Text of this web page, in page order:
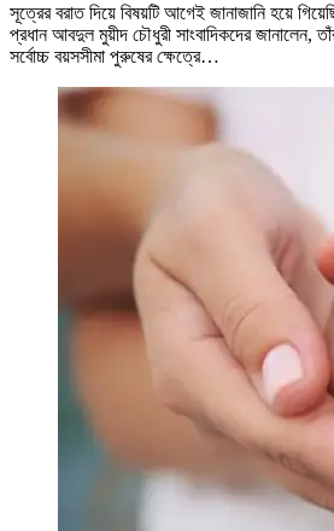
সূত্রের বরাত দিয়ে বিষয়টি আগেই জানাজানি হয়ে
প্রধান আবদুল মুয়ীদ চৌধুরী সাংবাদিকদের জানালেন,
সর্বোচ্চ বয়সসীমা পুরুষের ক্ষেত্রে…